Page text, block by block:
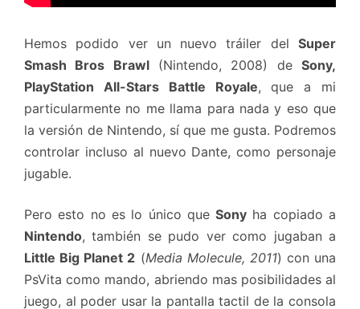
Hemos podido ver un nuevo tráiler del Super
Smash Bros Brawl(Nintendo, 2008) deSony,
PlayStation All-Stars Battle Royale, que a mi
particularmente no me llama para nada y eso que
la versión de Nintendo, sí que me gusta. Podremos
controlar incluso al nuevo Dante, como personaje
jugable.
Pero esto no es lo único queSony ha copiado a
Nintendo, también se pudo ver como jugaban a
Little Big Planet 2 (Media Molecule, 2011) con una
PsVita como mando, abriendo mas posibilidades al
juego, al poder usar la pantalla tactil de la consola